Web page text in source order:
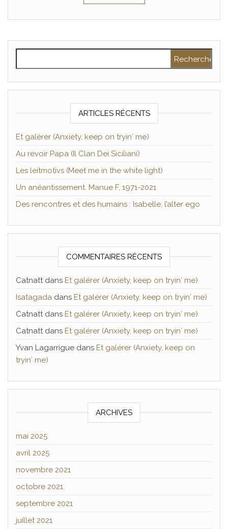
ARTICLES RÉCENTS
Et galérer (Anxiety, keep on tryin′ me)
Au revoir Papa (Il Clan Dei Siciliani)
Les leitmotivs (Meet me in the white light)
Un anéantissement. Manue F, 1971-2021
Des rencontres et des humains : Isabelle, l’alter ego
COMMENTAIRES RÉCENTS
Catnattdans Et galérer (Anxiety, keep on tryin′ me)
Isatagada dans Et galérer (Anxiety, keep on tryin′ me)
Catnattdans Et galérer (Anxiety, keep on tryin′ me)
Catnattdans Et galérer (Anxiety, keep on tryin′ me)
Yvan Lagarrigue dans Et galérer (Anxiety, keep on
tryin′ me)
ARCHIVES
mai 2025
avril 2025
novembre 2021
octobre 2021
septembre 2021
juillet 2021